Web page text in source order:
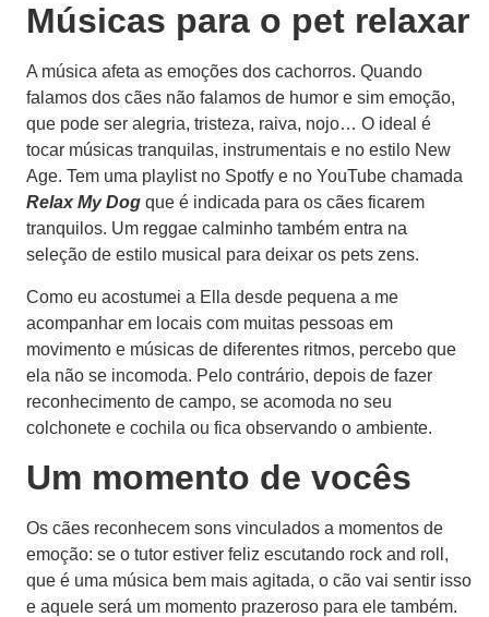
Músicas para o pet relaxar
A música afeta as emoções dos cachorros. Quando
falamos dos cães não falamos de humor e sim emoção,
que pode ser alegria, tristeza, raiva, nojo… O ideal é
tocar músicas tranquilas, instrumentais e no estilo New
Age. Tem uma playlist no Spotfy e no YouTube chamada
Relax My Dog que é indicada para os cães ficarem
tranquilos. Um reggae calminho também entra na
seleção de estilo musical para deixar os pets zens.
Como eu acostumei a Ella desde pequena a me
acompanhar em locais com muitas pessoas em
movimento e músicas de diferentes ritmos, percebo que
ela não se incomoda. Pelo contrário, depois de fazer
reconhecimento de campo, se acomoda no seu
colchonete e cochila ou fica observando o ambiente.
Um momento de vocês
Os cães reconhecem sons vinculados a momentos de
emoção: se o tutor estiver feliz escutando rock and roll,
que é uma música bem mais agitada, o cão vai sentir isso
e aquele será um momento prazeroso para ele também.